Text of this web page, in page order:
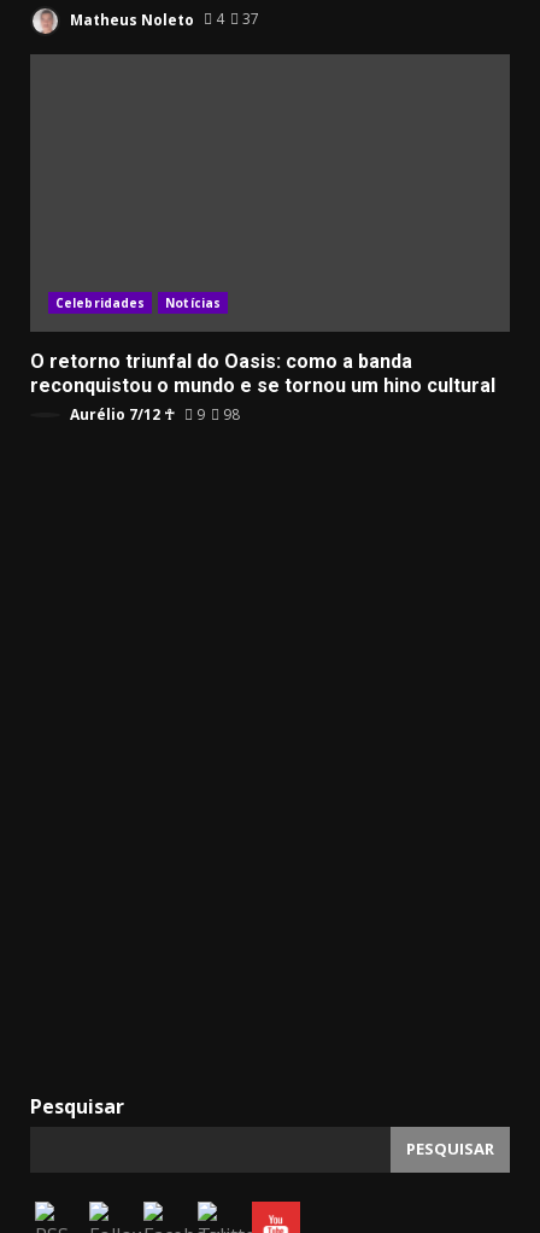
Matheus Noleto 4 37
Celebridades Notícias
O retorno triunfal do Oasis: como a banda
reconquistou o mundo e se tornou um hino cultural
Aurélio 7/12 ☥ 9 98
Pesquisar
PESQUISAR